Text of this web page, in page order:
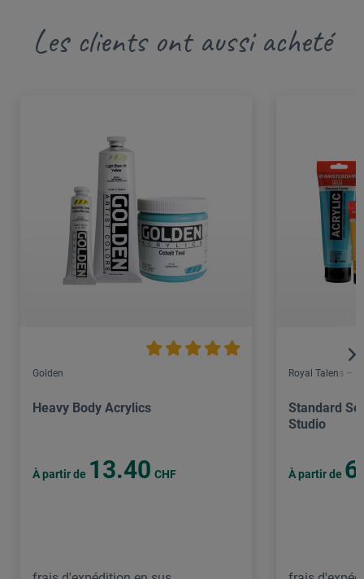
Les clients ont aussi acheté
Golden
Heavy Body Acrylics
À partir de 13.40 CHF
Royal Talens –
Standard
Studio
À partir de